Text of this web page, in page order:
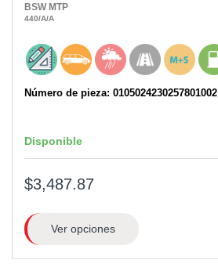
BSW MTP
440/A/A
Número de pieza: 0105024230257801002
Disponible
$3,487.87
Ver opciones